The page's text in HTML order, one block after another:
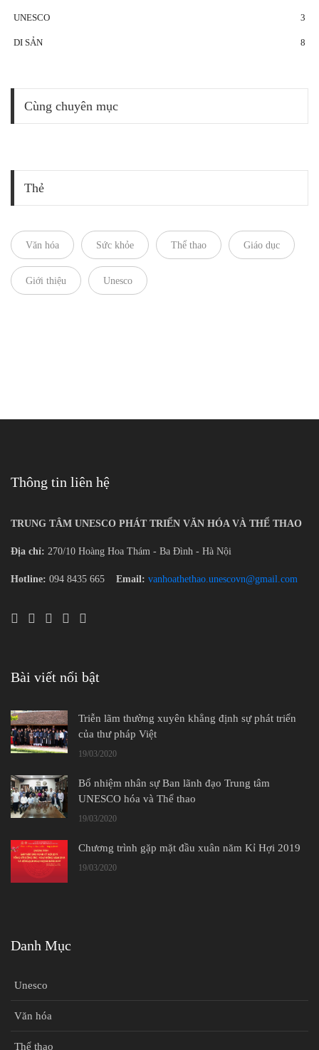
UNESCO 3
DI SẢN 8
Cùng chuyên mục
Thẻ
Văn hóa Sức khỏe Thể thao Giáo dục
Giới thiệu Unesco
Thông tin liên hệ
TRUNG TÂM UNESCO PHÁT TRIỂN VĂN HÓA VÀ THỂ THAO
Địa chỉ: 270/10 Hoàng Hoa Thám - Ba Đình - Hà Nội
Hotline: 094 8435 665 Email: vanhoathethao.unescovn@gmail.com
Bài viết nổi bật
Triễn lãm thường xuyên khẳng định sự phát triển
của thư pháp Việt
19/03/2020
Bổ nhiệm nhân sự Ban lãnh đạo Trung tâm
UNESCO hóa và Thể thao
19/03/2020
Chương trình gặp mặt đầu xuân năm Kỉ Hợi 2019
19/03/2020
Danh Mục
Unesco
Văn hóa
Thể thao